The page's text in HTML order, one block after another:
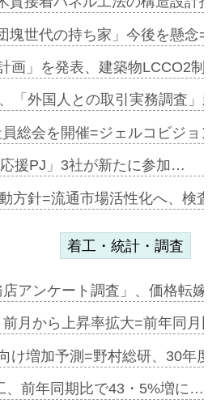
塊世代の持ち家」今後を懸
画」を発表、建築物LCCO2
「外国人との取引実務調査
総会を開催=ジェルコビジ
援PJ」3社が新たに参加…
方針=流通市場活性化へ、検
着工・統計・調査
アンケート調査」、価格転
前月から上昇率拡大=前年同
け増加予測=野村総研、30年
、前年同期比で43・5%増に…